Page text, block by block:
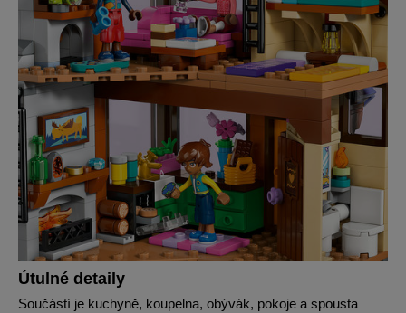
Útulné detaily
Součástí je kuchyně, koupelna, obývák, pokoje a spousta